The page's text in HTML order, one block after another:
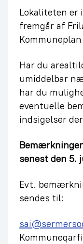
Lokaliteten er
fremgår af
Har du
umiddelbar
har du
eventuelle
indsigelser
senest den 5.
Evt.
sendes til: